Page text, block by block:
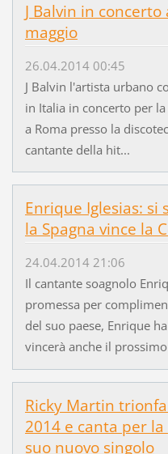
J Balvin in concerto
maggio
26.04.2014 00:45
J Balvin l'artista urbano
in Italia in concerto per
a Roma presso la
cantante della hit...
Enrique Iglesias: si
la Spagna vince la
24.04.2014 21:06
Il cantante soagnolo
promessa per
del suo paese, Enrique
vincerà anche il
Ricky Martin
2014 e canta per
suo nuovo singolo